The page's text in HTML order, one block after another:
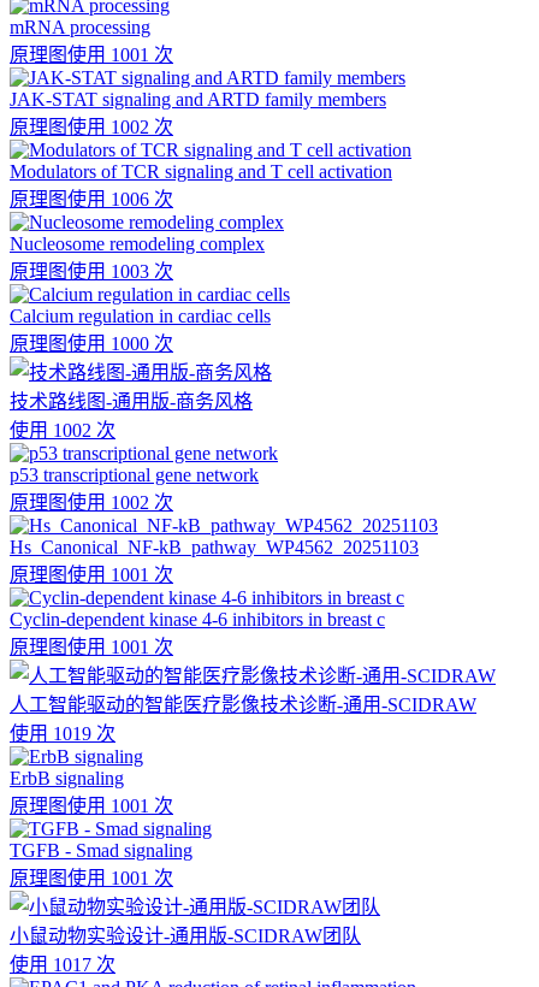
mRNA processing
原理图使用 1001 次
JAK-STAT signaling and ARTD family members
原理图使用 1002 次
Modulators of TCR signaling and T cell activation
原理图使用 1006 次
Nucleosome remodeling complex
原理图使用 1003 次
Calcium regulation in cardiac cells
原理图使用 1000 次
技术路线图-通用版-商务风格
使用 1002 次
p53 transcriptional gene network
原理图使用 1002 次
Hs_Canonical_NF-kB_pathway_WP4562_20251103
原理图使用 1001 次
Cyclin-dependent kinase 4-6 inhibitors in breast c
原理图使用 1001 次
人工智能驱动的智能医疗影像技术诊断-通用-SCIDRAW
使用 1019 次
ErbB signaling
原理图使用 1001 次
TGFB - Smad signaling
原理图使用 1001 次
小鼠动物实验设计-通用版-SCIDRAW团队
使用 1017 次